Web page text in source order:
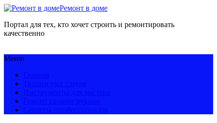
Ремонт в доме
Портал для тех, кто хочет строить и ремонтировать
качественно
Меню